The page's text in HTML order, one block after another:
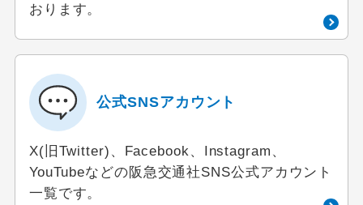
おります。
公式SNSアカウント
X(旧Twitter)、Facebook、Instagram、
YouTubeなどの阪急交通社SNS公式アカウント
一覧です。